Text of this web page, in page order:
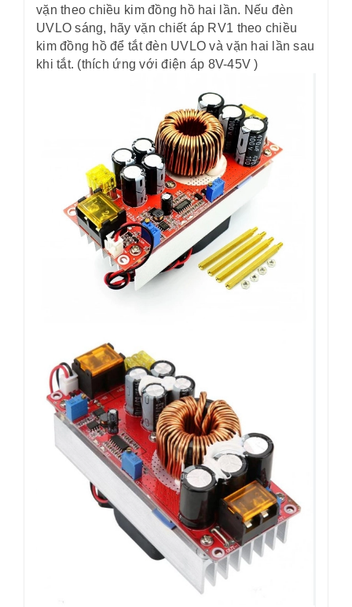
vặn theo chiều kim đồng hồ hai lần. Nếu đèn
UVLO sáng, hãy vặn chiết áp RV1 theo chiều
kim đồng hồ để tắt đèn UVLO và vặn hai lần sau
khi tắt. (thích ứng với điện áp 8V-45V )